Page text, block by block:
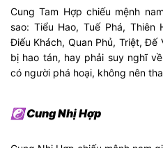
Cung Tam Hợp chiếu mệnh
sao: Tiểu Hao, Tuế Phá, Thiên
Điếu Khách, Quan Phủ, Triệt,
bị hao tán, hay phải suy nghĩ
có người phá hoại, không nên
☯ Cung Nhị Hợp